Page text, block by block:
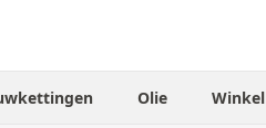
Olie Winkel